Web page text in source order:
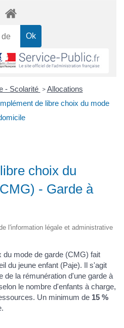
- Scolarité > Allocations
de libre choix du mode
choix du
- Garde à
l'information légale et administrative
du mode de garde (CMG) fait
du jeune enfant (Paje). Il s'agit
de la rémunération d'une garde à
le nombre d'enfants à charge,
Un minimum de 15 %